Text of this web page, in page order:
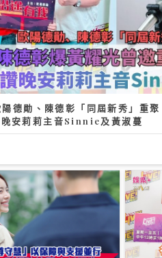
安老政策面臨挑戰 管浩鳴倡善用